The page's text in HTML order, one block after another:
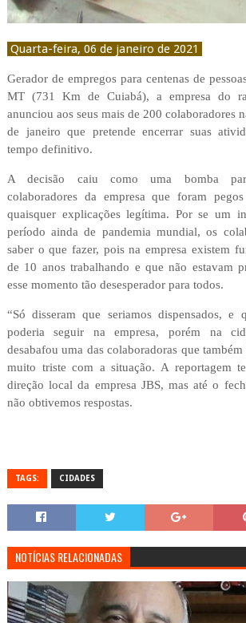
Quarta-feira, 06 de janeiro de 2021
Gerador de empregos para centenas de
MT (731 Km de Cuiabá), a empresa do
anunciou aos seus mais de 200 colaboradores
de janeiro que pretende encerrar suas
tempo definitivo.
A decisão caiu como uma bomba
colaboradores da empresa que foram
quaisquer explicações legítima. Por se um
período ainda de pandemia mundial, os
saber o que fazer, pois na empresa existem
de 10 anos trabalhando e que não estavam
esse momento tão desesperador para todos.
“Só disseram que seriamos dispensados, e
poderia seguir na empresa, porém na
desabafou uma das colaboradoras que
muito triste com a situação. A reportagem
direção local da empresa JBS, mas até o
não obtivemos respostas.
TAGS: CIDADES
NOTÍCIAS RELACIONADAS